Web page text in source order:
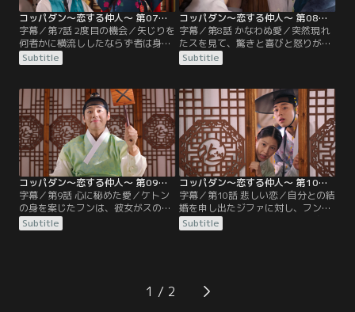
コッパダン～恋する仲人～ 第07話／字幕
字幕／第7話 2度目の機会／矢じりを
何者かに横流ししたならず者は身の
危険を感じ、フンを呼んでほしいと
騒ぐ。捕卒からその話を告げられた
く。そこには逃げる捕卒の影があ
り、ならず者は首をつられて死にか
けていた。“きつねの捕卒”という言
葉を最後に、ならず者は息を引き取
る。他殺だというフンの話は聞き入
れられず…。
Subtitle
コッパダン～恋する仲人～ 第08話／字幕
字幕／第8話 かなわぬ愛／突然現れ
たスを見て、驚きと喜びと怒りが入
り交じった複雑な感情のケトン。方
法を見つけて必ず迎えに来るから結
ァのもとでひどい扱いを受けている
兄を連れてくるため、両班の令嬢に
なろうと決心した。その事実を知ら
ないフンは、両班になったスと結婚
するためケトンは令嬢になりたいの
だと誤解する。
Subtitle
コッパダン～恋する仲人～ 第09話／字幕
字幕／第9話 心に秘めた愛／ケトン
の身を案じたフンは、彼女がスのそ
ばにいたほうが安全だと考え2人の
結婚を再び進めることにする。王の
ための教育を受け始める。ジョンス
クの娘ファジョンには結婚を約束し
Subtitle
コッパダン～恋する仲人～ 第10話／字幕
字幕／第10話 悲しい恋／自分との結
婚を申し出たジファに対し、フンは
その結婚を承諾する。ただし媒婆の
仕事を続けながら借金を返すだけで
遠回しの断りの言葉として受け止め
る。一方、烈女を表彰するために直
Subtitle
1